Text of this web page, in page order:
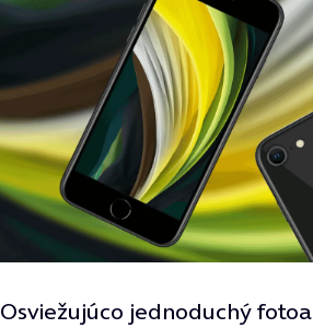
Osviežujúco jednoduchý